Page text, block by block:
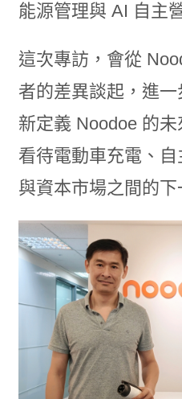
能源管理與 AI 自主
這次專訪，會從
者的差異談起，進
新定義 Noodoe 的
看待電動車充電、
與資本市場之間的下